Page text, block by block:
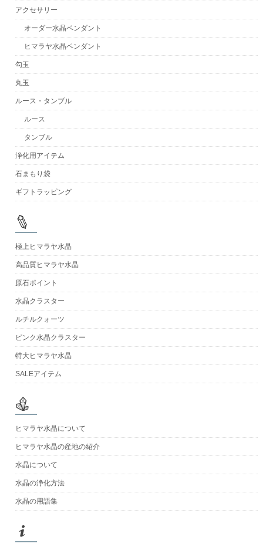
アクセサリー
オーダー水晶ペンダント
ヒマラヤ水晶ペンダント
勾玉
丸玉
ルース・タンブル
ルース
タンブル
浄化用アイテム
石まもり袋
ギフトラッピング
極上ヒマラヤ水晶
高品質ヒマラヤ水晶
原石ポイント
水晶クラスター
ルチルクォーツ
ピンク水晶クラスター
特大ヒマラヤ水晶
SALEアイテム
ヒマラヤ水晶について
ヒマラヤ水晶の産地の紹介
水晶について
水晶の浄化方法
水晶の用語集